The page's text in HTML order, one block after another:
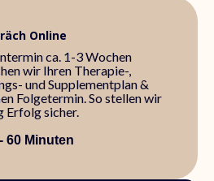
Online
ca. 1-3 Wochen
wir Ihren Therapie-,
und Supplementplan &
Folgetermin. So stellen wir
Erfolg sicher.
60 Minuten